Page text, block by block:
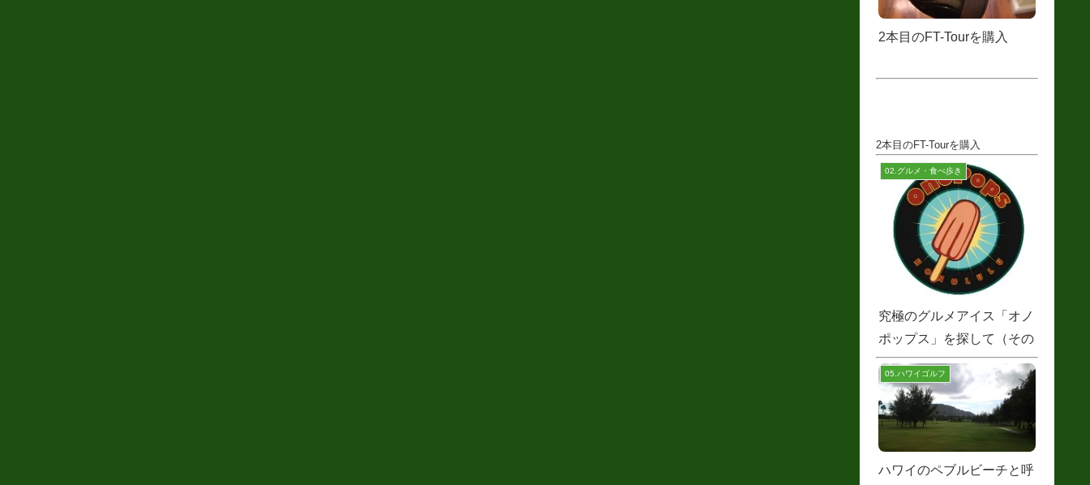
2本目のFT-Tourを購入
2本目のFT-Tourを購入
02.グルメ・食べ歩き
究極のグルメアイス「オノ
ポップス」を探して（その
１）
05.ハワイゴルフ
ハワイのペブルビーチと呼